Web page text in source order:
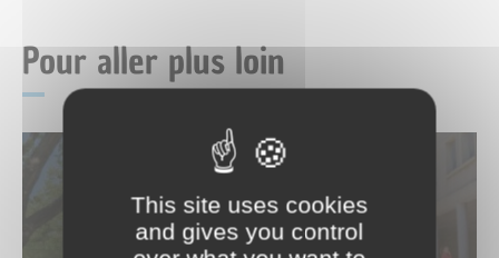
Pour aller plus loin
Les cours d’école plus vertes
This site uses cookies
and gives you control